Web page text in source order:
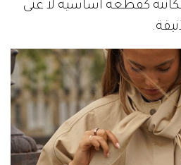
كقطعة أساسية لا غنى